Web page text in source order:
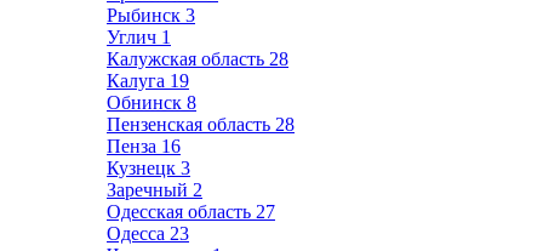
Рыбинск 3
Углич 1
Калужская область 28
Калуга 19
Обнинск 8
Пензенская область 28
Пенза 16
Кузнецк 3
Заречный 2
Одесская область 27
Одесса 23